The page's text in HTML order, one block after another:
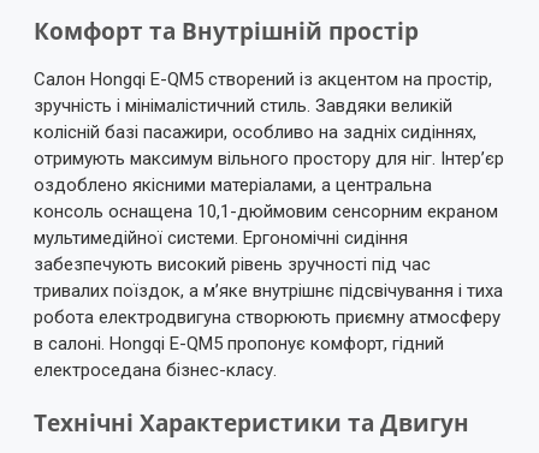
Комфорт та Внутрішній простір
Салон Hongqi E-QM5 створений із акцентом на простір,
зручність і мінімалістичний стиль. Завдяки великій
колісній базі пасажири, особливо на задніх сидіннях,
отримують максимум вільного простору для ніг. Інтер’єр
оздоблено якісними матеріалами, а центральна
консоль оснащена 10,1-дюймовим сенсорним екраном
мультимедійної системи. Ергономічні сидіння
забезпечують високий рівень зручності під час
тривалих поїздок, а м’яке внутрішнє підсвічування і тиха
робота електродвигуна створюють приємну атмосферу
в салоні. Hongqi E-QM5 пропонує комфорт, гідний
електроседана бізнес-класу.
Технічні Характеристики та Двигун